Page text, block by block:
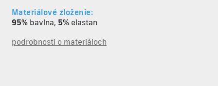
Materiálové zloženie:
95% bavlna, 5% elastan
podrobnosti o materiáloch